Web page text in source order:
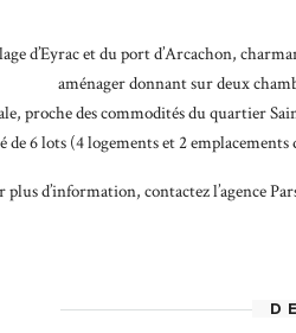
d’Eyrac et du port d’Arcachon,
aménager donnant sur deux
proche des commodités du quartier
6 lots (4 logements et 2
plus d’information, contactez l’agence